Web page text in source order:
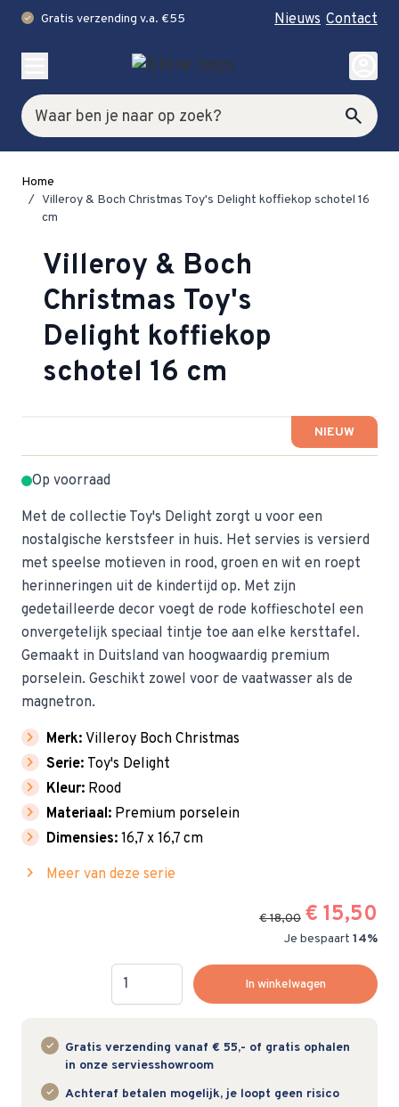
check Gratis verzending v.a. €55 Nieuws Contact
Zoek search
account_circle
Home
/ Villeroy & Boch Christmas Toy's Delight koffiekop schotel 16
cm
Villeroy & Boch
Christmas Toy's
Delight koffiekop
schotel 16 cm
NIEUW
Op voorraad
Met de collectie Toy's Delight zorgt u voor een
nostalgische kerstsfeer in huis. Het servies is versierd
met speelse motieven in rood, groen en wit en roept
herinneringen uit de kindertijd op. Met zijn
gedetailleerde decor voegt de rode koffieschotel een
onvergetelijk speciaal tintje toe aan elke kersttafel.
Gemaakt in Duitsland van hoogwaardig premium
porselein. Geschikt zowel voor de vaatwasser als de
magnetron.
chevron_right Merk: Villeroy Boch Christmas
chevron_right Serie: Toy's Delight
chevron_right Kleur: Rood
chevron_right Materiaal: Premium porselein
chevron_right Dimensies: 16,7 x 16,7 cm
chevron_right Meer van deze serie
€ 18,00 € 15,50
Je bespaart 14%
Hoeveelheid
In winkelwagen
Gratis verzending vanaf € 55,- of gratis ophalen
in onze serviesshowroom
Achteraf betalen mogelijk, je loopt geen risico